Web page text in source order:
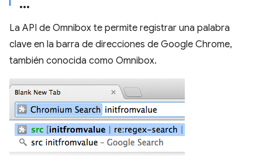
La API de Omnibox te permite registrar una palabra
clave en la barra de direcciones de Google Chrome,
también conocida como Omnibox.